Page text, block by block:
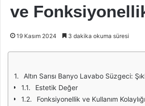
ve
19 Kasım 2024 3 dakika okuma süresi
Altın Sarısı Banyo Lavabo Süzgeci:
Estetik Değer
Fonksiyonellik ve Kullanım Kolaylığı